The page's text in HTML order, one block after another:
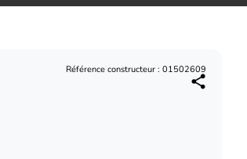
Référence constructeur : 01502609